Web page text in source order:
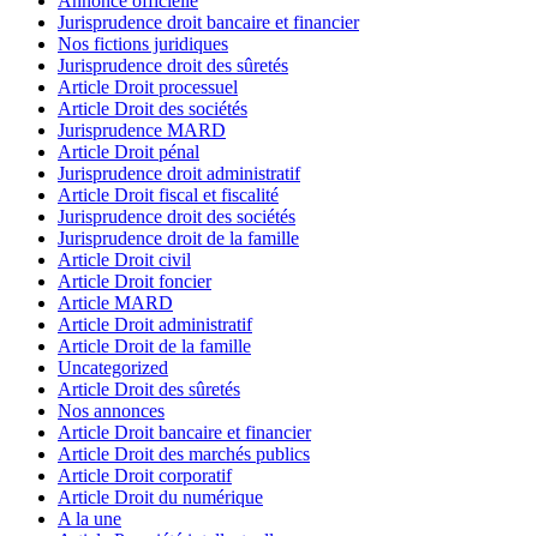
Jurisprudence droit bancaire et financier
Nos fictions juridiques
Jurisprudence droit des sûretés
Article Droit processuel
Article Droit des sociétés
Jurisprudence MARD
Article Droit pénal
Jurisprudence droit administratif
Article Droit fiscal et fiscalité
Jurisprudence droit des sociétés
Jurisprudence droit de la famille
Article Droit civil
Article Droit foncier
Article MARD
Article Droit administratif
Article Droit de la famille
Uncategorized
Article Droit des sûretés
Nos annonces
Article Droit bancaire et financier
Article Droit des marchés publics
Article Droit corporatif
Article Droit du numérique
A la une